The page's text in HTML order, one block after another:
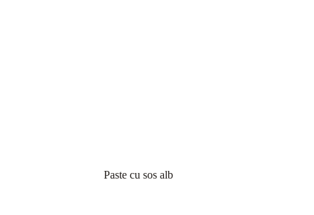
Paste cu sos alb